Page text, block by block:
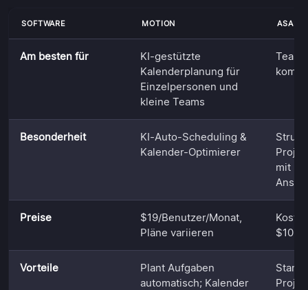
SOFTWARE MOTION ASANA
Am besten für
KI-gestützte
Kalenderplanung für
Einzelpersonen und
kleine Teams
Besonderheit
KI-Auto-Scheduling &
Kalender-Optimierer
mit
Preise
$19/Benutzer/Monat,
Pläne variieren
Vorteile
Plant Aufgaben
automatisch; Kalender
Starke